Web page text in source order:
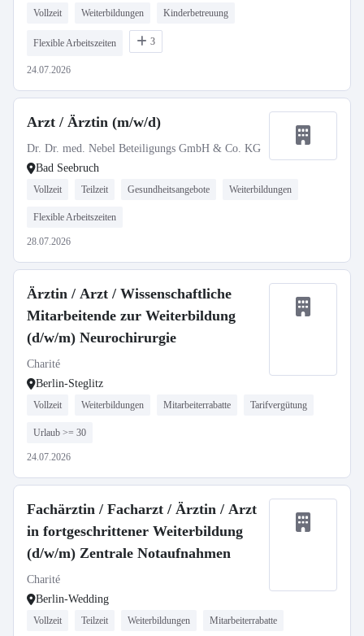
Vollzeit Weiterbildungen Kinderbetreuung
Flexible Arbeitszeiten 3
24.07.2026
Arzt / Ärztin (m/w/d)
Dr. Dr. med. Nebel Beteiligungs GmbH & Co. KG
Bad Seebruch
Vollzeit Teilzeit Gesundheitsangebote Weiterbildungen
Flexible Arbeitszeiten
28.07.2026
Ärztin / Arzt / Wissenschaftliche
Mitarbeitende zur Weiterbildung
(d/w/m) Neurochirurgie
Charité
Berlin-Steglitz
Vollzeit Weiterbildungen Mitarbeiterrabatte Tarifvergütung
Urlaub >= 30
24.07.2026
Fachärztin / Facharzt / Ärztin / Arzt
in fortgeschrittener Weiterbildung
(d/w/m) Zentrale Notaufnahmen
Charité
Berlin-Wedding
Vollzeit Teilzeit Weiterbildungen Mitarbeiterrabatte